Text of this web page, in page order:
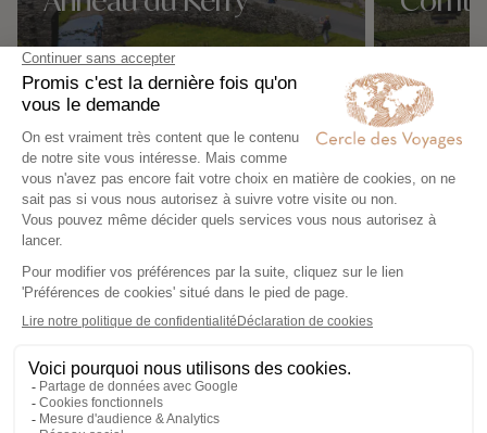
Nos 1 idées voyage
Comté de Wicklow selon vos
envies
Croisières en
Expertise et co-construction